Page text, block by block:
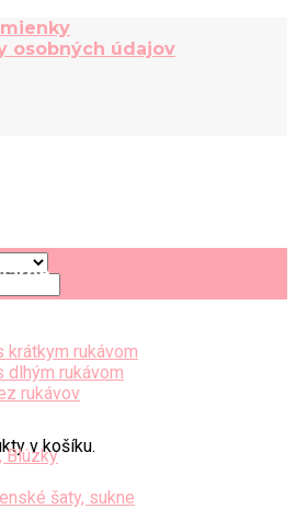
osobných údajov
v košíku.
krátkym rukávom
dlhým rukávom
rukávov
Blúzky
šaty, sukne